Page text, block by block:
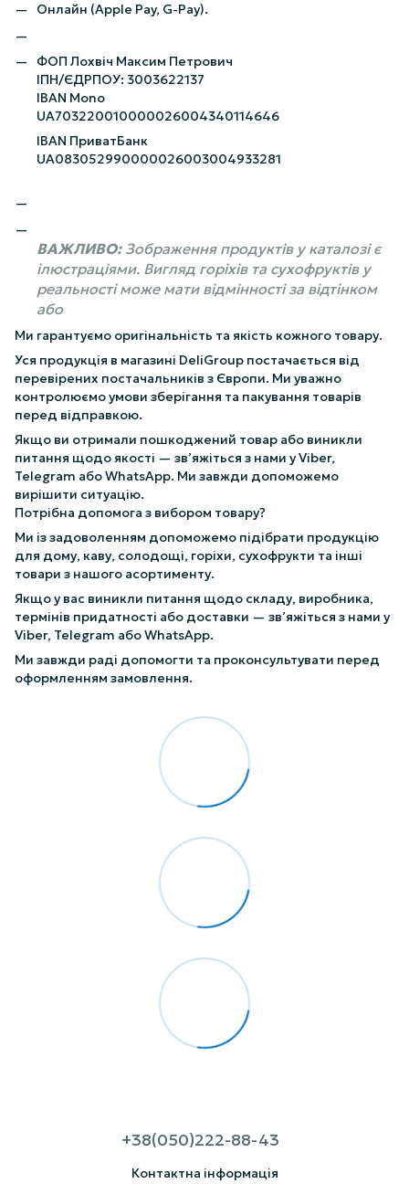
Онлайн (Apple Pay, G-Pay).
ФОП Лохвіч Максим Петрович
ІПН/ЄДРПОУ: 3003622137
IBAN Mono
UA703220010000026004340114646
IBAN ПриватБанк
UA083052990000026003004933281
ВАЖЛИВО:Зображення продуктів у каталозі є
ілюстраціями. Вигляд горіхів та сухофруктів у
реальності може мати відмінності за відтінком
або
Ми гарантуємо оригінальність та якість кожного товару.
Уся продукція в магазині DeliGroup постачається від
перевірених постачальників з Європи. Ми уважно
контролюємо умови зберігання та пакування товарів
перед відправкою.
Якщо ви отримали пошкоджений товар або виникли
питання щодо якості — зв’яжіться з нами у Viber,
Telegram або WhatsApp. Ми завжди допоможемо
вирішити ситуацію.
Потрібна допомога з вибором товару?
Ми із задоволенням допоможемо підібрати продукцію
для дому, каву, солодощі, горіхи, сухофрукти та інші
товари з нашого асортименту.
Якщо у вас виникли питання щодо складу, виробника,
термінів придатності або доставки — зв’яжіться з нами у
Viber, Telegram або WhatsApp.
Ми завжди раді допомогти та проконсультувати перед
оформленням замовлення.
+38(050)222-88-43
Контактна інформація